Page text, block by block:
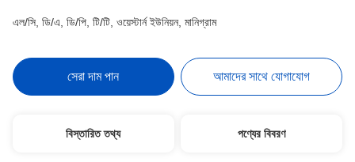
এল/সি, ডি/এ, ডি/পি, টি/টি, ওয়েস্টার্ন ইউনিয়ন, মানিগ্রাম
সেরা দাম পান আমাদের সাথে যোগাযোগ
বিস্তারিত তথ্য পণ্যের বিবরণ